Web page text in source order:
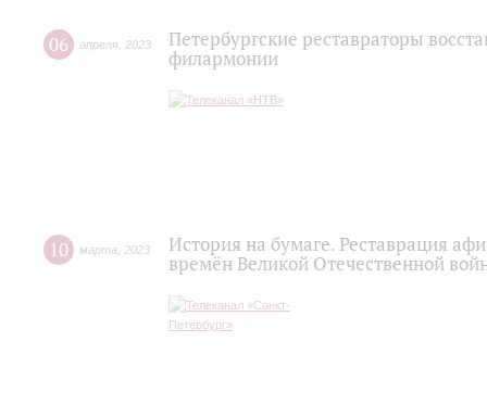
06 апреля 2023
Петербургские реставраторы
филармонии
10 марта 2023
История на бумаге. Реставрация
времён Великой Отечественной